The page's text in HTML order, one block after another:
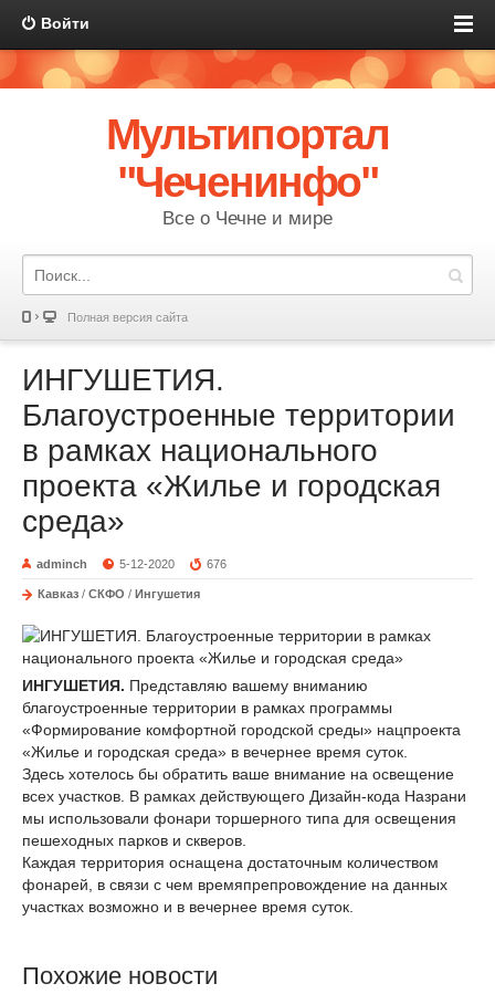
Войти
Мультипортал
"Чеченинфо"
Все о Чечне и мире
Полная версия сайта
ИНГУШЕТИЯ.
Благоустроенные территории
в рамках национального
проекта «Жилье и городская
среда»
adminch 5-12-2020 676
Кавказ / СКФО / Ингушетия
ИНГУШЕТИЯ. Представляю вашему вниманию
благоустроенные территории в рамках программы
«Формирование комфортной городской среды» нацпроекта
«Жилье и городская среда» в вечернее время суток.
Здесь хотелось бы обратить ваше внимание на освещение
всех участков. В рамках действующего Дизайн-кода Назрани
мы использовали фонари торшерного типа для освещения
пешеходных парков и скверов.
Каждая территория оснащена достаточным количеством
фонарей, в связи с чем времяпрепровождение на данных
участках возможно и в вечернее время суток.
Похожие новости